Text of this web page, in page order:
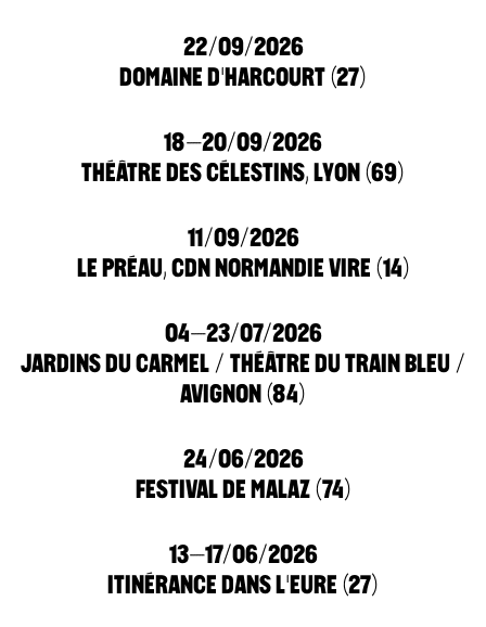
22/09/2026
DOMAINE D'HARCOURT (27)
18–20/09/2026
THÉÂTRE DES CÉLESTINS, LYON (69)
11/09/2026
LE PRÉAU, CDN NORMANDIE VIRE (14)
04–23/07/2026
JARDINS DU CARMEL / THÉÂTRE DU TRAIN BLEU /
AVIGNON (84)
24/06/2026
FESTIVAL DE MALAZ (74)
13–17/06/2026
ITINÉRANCE DANS L'EURE (27)